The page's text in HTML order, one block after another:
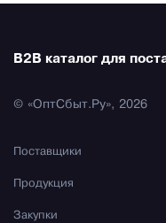
B2B каталог для
© «ОптСбыт.Ру», 2026
Поставщики
Продукция
Закупки